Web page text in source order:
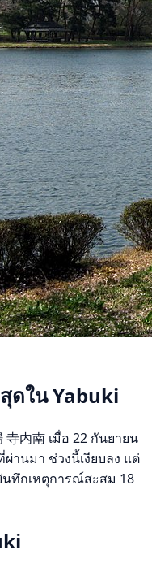
ดใน Yabuki
内南 เมื่อ 22 กันยายน
านมา ช่วงนี้เงียบลง แต่
ทึกเหตุการณ์สะสม 18